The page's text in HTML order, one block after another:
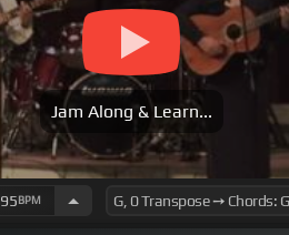
Jam Along & Learn...
95BPM